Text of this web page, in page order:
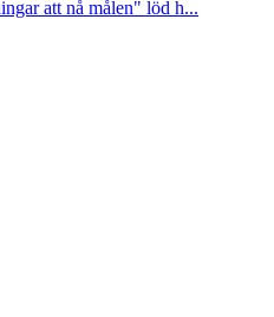
att nå målen" löd h...